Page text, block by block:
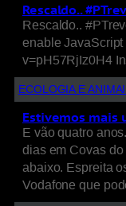
Rescaldo..
Rescaldo..
enable JavaScript
v=pH57RjIz0H4
ECOLOGIA E
Estivemos mais
E vão quatro
dias em Covas
abaixo. Espreita
Vodafone que